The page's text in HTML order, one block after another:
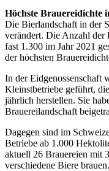
Höchste Brauereidichte
Die Bierlandschaft in der
verändert. Die Anzahl der
fast 1.300 im Jahr 2021
der höchsten
In der Eidgenossenschaft
Kleinstbetriebe geführt,
jährlich herstellen. Sie
Brauereilandschaft
Dagegen sind im
Betriebe ab 1.000
aktuell 26 Brauereien mit
verschiedene Biere brauen.